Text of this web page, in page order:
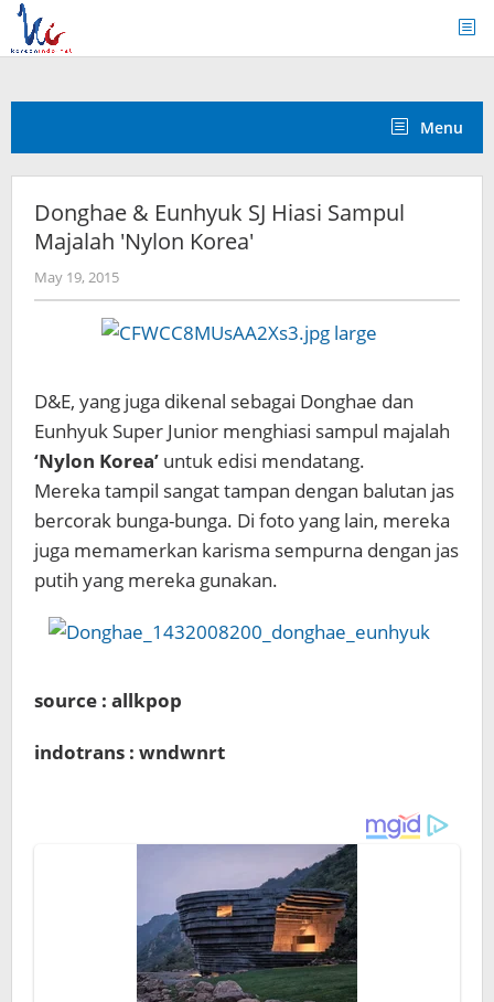
Skip
content
Menu
Donghae & Eunhyuk SJ Hiasi Sampul
Majalah 'Nylon Korea'
May 19, 2015by
Koreanindo
D&E, yang juga dikenal sebagai Donghae dan
Eunhyuk Super Junior menghiasi sampul majalah
‘Nylon Korea’ untuk edisi mendatang.
Mereka tampil sangat tampan dengan balutan jas
bercorak bunga-bunga. Di foto yang lain, mereka
juga memamerkan karisma sempurna dengan jas
putih yang mereka gunakan.
source : allkpop
indotrans : wndwnrt